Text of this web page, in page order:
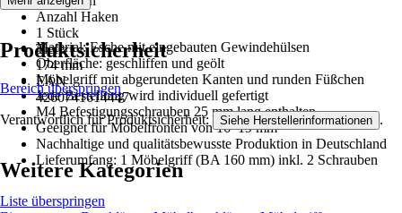
Anzahl Haken
1 Stück
Tiefe
174 mm
EAN
4260741614447
Material: Esche mit eingebauten Gewindehülsen
Oberfläche: geschliffen und geölt
Möbelgriff mit abgerundeten Kanten und runden Füßchen
Jede Bestellung wird individuell gefertigt
M4 Befestigungsschrauben 25 mm lang enthalten
Geeignet für Möbelfronten von 16–19 mm
Nachhaltige und qualitätsbewusste Produktion in Deutschland
Lieferumfang: 1 Möbelgriff (BA 160 mm) inkl. 2 Schrauben
Produktsicherheit
Bereich überspringen
Verantwortlich für Produktsicherheit: Siehe Herstellerinformationen .
Weitere Kategorien
Liste überspringen